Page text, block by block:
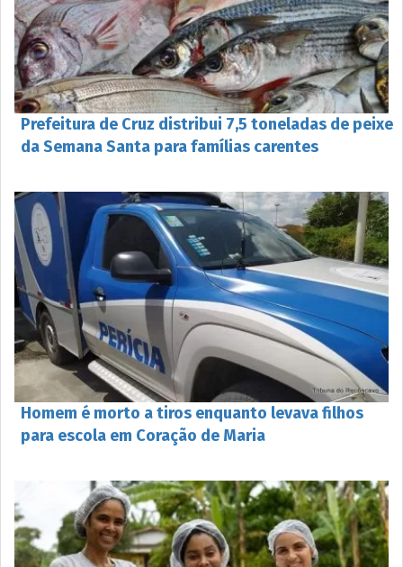
Prefeitura de Cruz distribui 7,5 toneladas de peixe
da Semana Santa para famílias carentes
Homem é morto a tiros enquanto levava filhos
para escola em Coração de Maria